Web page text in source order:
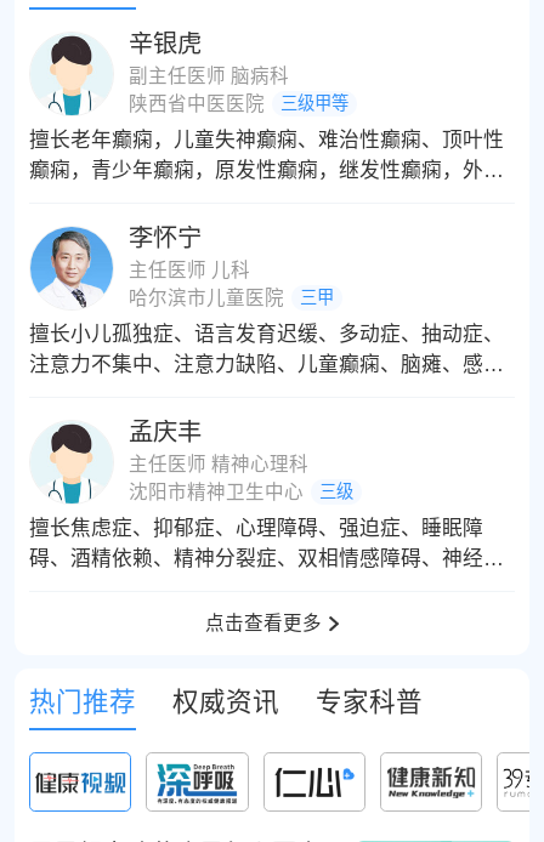
辛银虎
副主任医师 脑病科
三级甲等
陕西省中医医院
擅长老年癫痫，儿童失神癫痫、难治性癫痫、顶叶性
癫痫，青少年癫痫，原发性癫痫，继发性癫痫，外伤
风、羊羔风、羊痫风、羊儿疯、羊儿疯、猪婆疯）、
神经性头痛，眩晕症，脑瘫，面瘫，头晕，头痛，晕
厥，睡眠障碍，脑供血不足，三叉神经损伤，慢性偏
头痛，帕金森，三叉神经痛，失神癫痫，痴呆，功能
性震颤，意向性震颤，阿茨海默病，失神发作，惊厥
李怀宁
主任医师 儿科
三甲
哈尔滨市儿童医院
擅长小儿孤独症、语言发育迟缓、多动症、抽动症、
注意力不集中、注意力缺陷、儿童癫痫、脑瘫、感统
下、遗尿症、增高、构音障碍、青少年焦虑抑郁、情
感障碍、心理障碍疏导、学习困难、厌学等多项治
疗，在国内外知名期刊上发表了20余篇学术论文， 在
儿童行为发育、生长发育、心理发育综合评估及康复
指导方面具有丰富的临床经验。
孟庆丰
主任医师 精神心理科
三级
沈阳市精神卫生中心
擅长焦虑症、抑郁症、心理障碍、强迫症、睡眠障
碍、酒精依赖、精神分裂症、双相情感障碍、神经症
合的方式治疗各类难治性精神心理疾病。
点击查看更多
热门推荐 权威资讯 专家科普